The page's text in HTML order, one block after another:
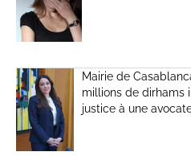
Mairie de
millions de dirhams
justice à une